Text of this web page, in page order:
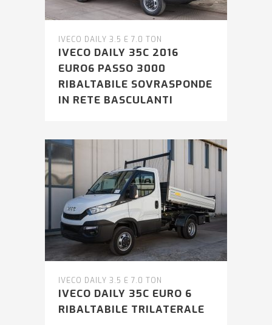
IVECO DAILY 3.5 E 7.0 TON
IVECO DAILY 35C 2016
EURO6 PASSO 3000
RIBALTABILE SOVRASPONDE
IN RETE BASCULANTI
IVECO DAILY 3.5 E 7.0 TON
IVECO DAILY 35C EURO 6
RIBALTABILE TRILATERALE